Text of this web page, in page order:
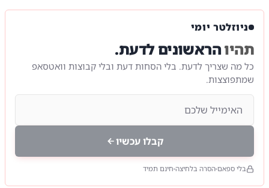
ניוזלטר יומי
תהיוהראשונים לדעת.
כל מה שצריך לדעת. בלי הסחות דעת ובלי קבוצות וואטסאפ
שמתפוצצות.
קבלו עכשיו
בלי ספאם הסרה בלחיצה חינם תמיד